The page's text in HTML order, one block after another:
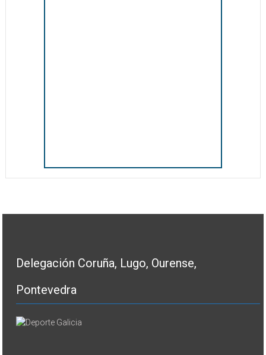
Delegación Coruña, Lugo, Ourense,
Pontevedra